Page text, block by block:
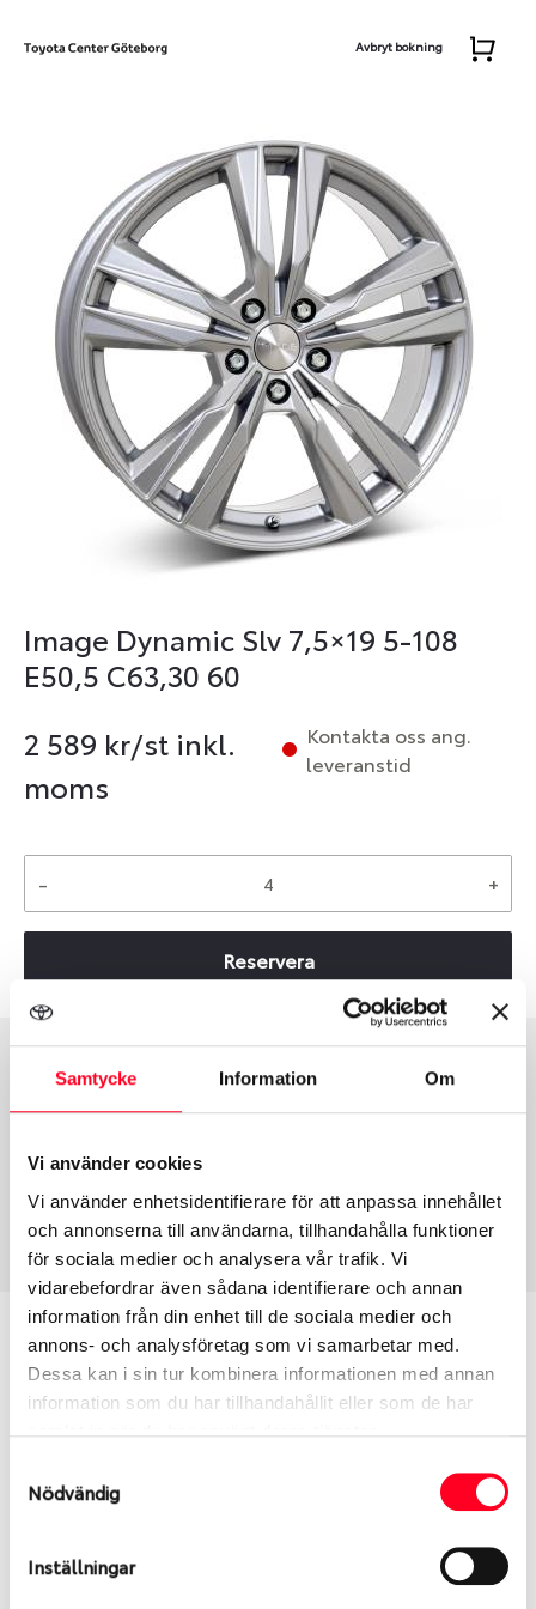
Samtycke Information Om
Vi använder cookies
Vi använder enhetsidentifierare för att anpassa innehållet
och annonserna till användarna, tillhandahålla funktioner
för sociala medier och analysera vår trafik. Vi
vidarebefordrar även sådana identifierare och annan
information från din enhet till de sociala medier och
annons- och analysföretag som vi samarbetar med.
Dessa kan i sin tur kombinera informationen med annan
information som du har tillhandahållit eller som de har
Nödvändig
Inställningar
Avbryt bokning
Image Dynamic Slv 7,5×19 5-108
E50,5 C63,30 60
2 589 kr/st inkl.
moms
Kontakta oss ang.
leveranstid
- +
Reservera
Group
Fälg PV/C LM
Tum
19
50.5
Centre Diameter
108
Art nummer
6478
Passar denna fälg min bil?
Ange registreringsnummer för att se om den fälg
Ibland kan fälgen ha bytts ut under årens lopp och
inte vara samma dimension som bilen hade ut från